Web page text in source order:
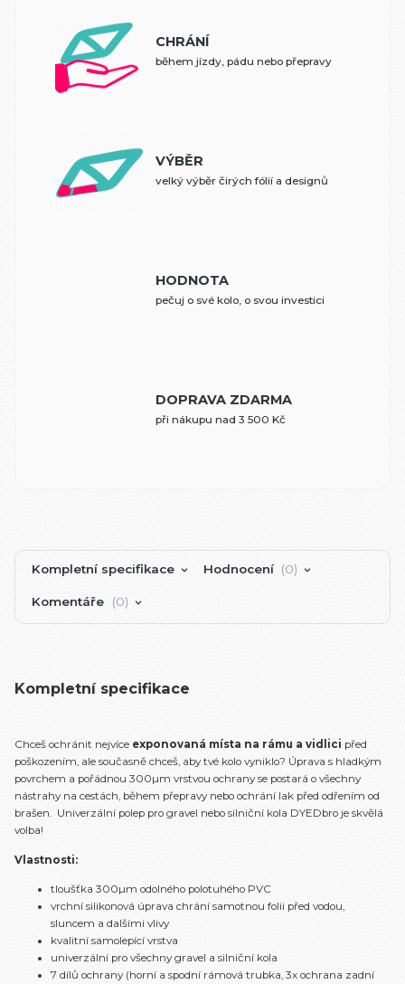
CHRÁNÍ
během jízdy, pádu nebo přepravy
VÝBĚR
velký výběr čirých fólií a designů
HODNOTA
pečuj o své kolo, o svou investici
DOPRAVA ZDARMA
při nákupu nad 3 500 Kč
Kompletní specifikace Hodnocení 0
Komentáře 0
Kompletní specifikace
Chceš ochránit nejvíce exponovaná místa na rámu a vidlici před
poškozením, ale současně chceš, aby tvé kolo vyniklo? Úprava s hladkým
povrchem a pořádnou 300µm vrstvou ochrany se postará o všechny
nástrahy na cestách, během přepravy nebo ochrání lak před odřením od
brašen. Univerzální polep pro gravel nebo silniční kola DYEDbro je skvělá
volba!
Vlastnosti:
tloušťka 300µm odolného polotuhého PVC
vrchní silikonová úprava chrání samotnou folii před vodou,
sluncem a dalšími vlivy
kvalitní samolepící vrstva
univerzální pro všechny gravel a silniční kola
7 dílů ochrany (horní a spodní rámová trubka, 3x ochrana zadní